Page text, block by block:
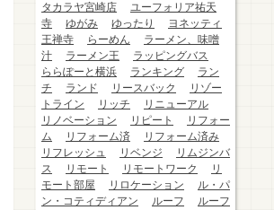
タカラヤ宮崎店
ユーフォリア祐天
寺
ゆがみ ゆったり
ヨネッティ
王禅寺
らーめん
ラーメン、味噌
汁
ラーメン王
ラッピングバス
ららぽーと横浜
ランキング
ラン
チ
ランド リースバック
リゾー
トライン
リッチ
リニューアル
リノベーション
リピート
リフォー
ム
リフォーム済
リフォーム済み
リフレッシュ
リベンジ
リムジンバ
ス
リモート リモートワーク
リ
モート部屋
リロケーション
ル・パ
ン・コティディアン
ルーフ
ルーフ